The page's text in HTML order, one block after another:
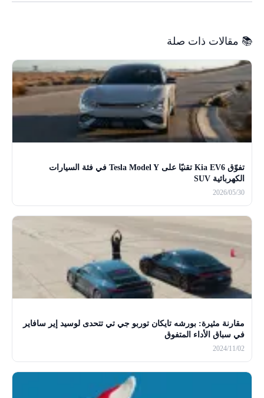
📚 مقالات ذات صلة
تفوّق Kia EV6 تقنيًا على Tesla Model Y في فئة السيارات
الكهربائية SUV
2026/05/30
مقارنة مثيرة: بورشه تايكان توربو جي تي تتحدى لوسيد إير سافاير
في سباق الأداء المتفوق
2024/11/02